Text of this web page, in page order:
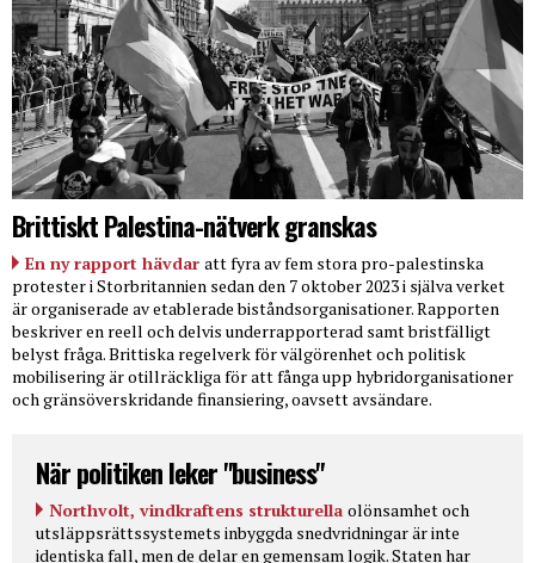
Brittiskt Palestina-nätverk granskas
En ny rapport hävdar att fyra av fem stora pro-palestinska
protester i Storbritannien sedan den 7 oktober 2023 i själva verket
är organiserade av etablerade biståndsorganisationer. Rapporten
beskriver en reell och delvis underrapporterad samt bristfälligt
belyst fråga. Brittiska regelverk för välgörenhet och politisk
mobilisering är otillräckliga för att fånga upp hybridorganisationer
och gränsöverskridande finansiering, oavsett avsändare.
När politiken leker "business"
Northvolt, vindkraftens strukturella olönsamhet och
utsläppsrättssystemets inbyggda snedvridningar är inte
identiska fall, men de delar en gemensam logik. Staten har